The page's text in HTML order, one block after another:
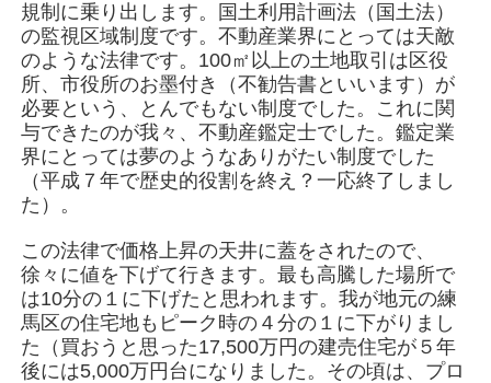
規制に乗り出します。国土利用計画法（国土法）
の監視区域制度です。不動産業界にとっては天敵
のような法律です。100㎡以上の土地取引は区役
所、市役所のお墨付き（不勧告書といいます）が
必要という、とんでもない制度でした。これに関
与できたのが我々、不動産鑑定士でした。鑑定業
界にとっては夢のようなありがたい制度でした
（平成７年で歴史的役割を終え？一応終了しまし
た）。
この法律で価格上昇の天井に蓋をされたので、
徐々に値を下げて行きます。最も高騰した場所で
は10分の１に下げたと思われます。我が地元の練
馬区の住宅地もピーク時の４分の１に下がりまし
た（買おうと思った17,500万円の建売住宅が５年
後には5,000万円台になりました。その頃は、プロ